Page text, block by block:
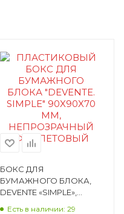
БОКС ДЛЯ
БУМАЖНОГО БЛОКА,
DEVENTE «SIMPLE»,
Есть в наличии: 29